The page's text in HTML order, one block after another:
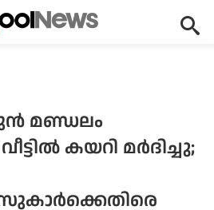
മണ്ഡലം
കയറി മര്‍ദിച്ചു;